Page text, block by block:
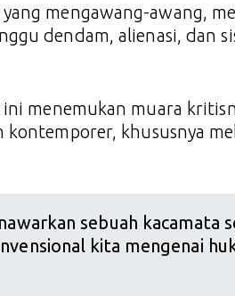
mengawang-awang,
dendam, alienasi, dan
ini menemukan muara
kontemporer, khususnya
sebuah kacamata
kita mengenai